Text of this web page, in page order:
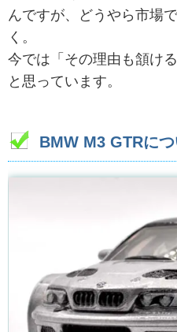
んですが、どうやら市場
く。
今では「その理由も頷け
と思っています。
BMW M3 GTRに